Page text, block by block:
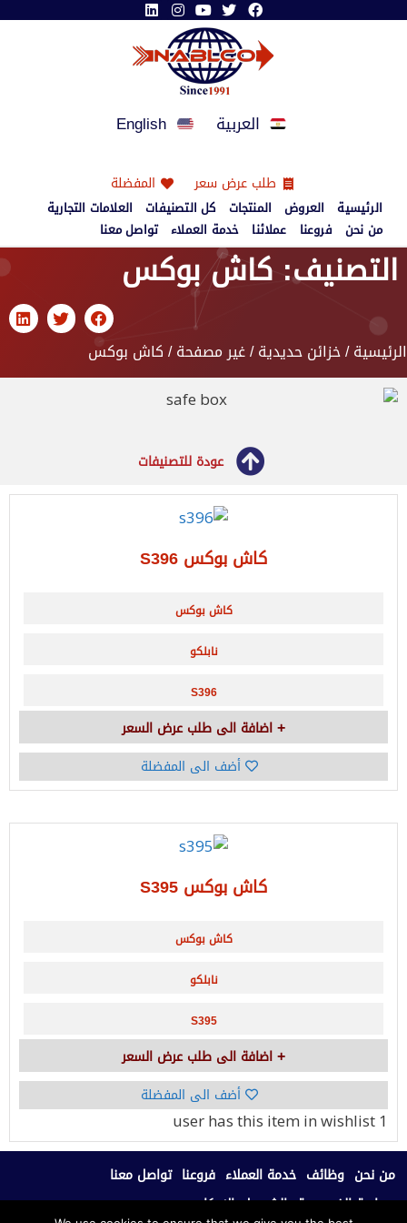
العربية English
طلب عرض سعر المفضلة
الرئيسية العروض المنتجات كل التصنيفات
العلامات التجارية
من نحن فروعنا عملائنا خدمة العملاء تواصل معنا
التصنيف: كاش بوكس
الرئيسية/خزائن حديدية/غير مصفحة/ كاش بوكس
عودة للتصنيفات
كاش بوكس S396
كاش بوكس
نابلكو
S396
اضافة الى طلب عرض السعر
أضف الى المفضلة
كاش بوكس S395
كاش بوكس
نابلكو
S395
اضافة الى طلب عرض السعر
أضف الى المفضلة
1 user
has this item in wishlist
من نحن وظائف خدمة العملاء فروعنا تواصل معنا
سياسة الخصوصية الشروط والاحكام